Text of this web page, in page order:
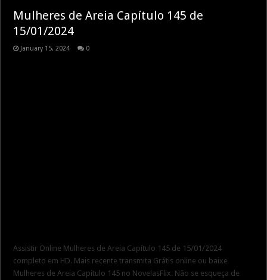
Mulheres de Areia Capítulo 145 de
15/01/2024
January 15, 2024 0
Assistir Online Mulheres de Areia Capítulo 145 de 15/01/2024
completo em HD. Mais recente transmita Grátis online ou baixe
Mulheres de Areia Capítulo 145 no NovelasFlix. Não se esqueça de